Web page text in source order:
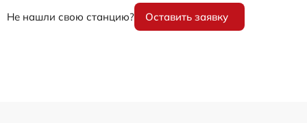
Не нашли свою станцию? Оставить заявку